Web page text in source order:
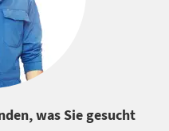
was Sie gesucht